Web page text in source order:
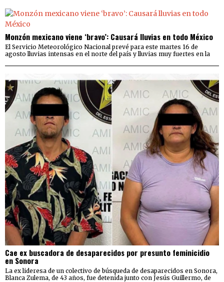
Monzón mexicano viene ‘bravo’: Causará lluvias en todo México
El Servicio Meteorológico Nacional prevé para este martes 16 de
agosto lluvias intensas en el norte del país y lluvias muy fuertes en la
Cae ex buscadora de desaparecidos por presunto feminicidio
en Sonora
La ex lideresa de un colectivo de búsqueda de desaparecidos en Sonora,
Blanca Zulema, de 43 años, fue detenida junto con Jesús Guillermo, de